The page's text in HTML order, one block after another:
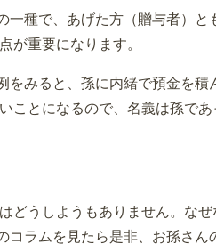
一種で、あげた方（贈与者）
が重要になります。
をみると、孫に内緒で預金を
ことになるので、名義は孫で
どうしようもありません。な
コラムを見たら是非、お孫さ